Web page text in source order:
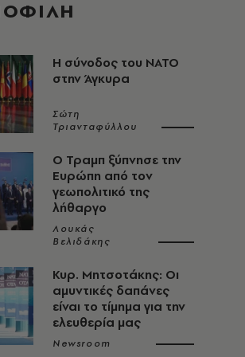
Η σύνοδος του ΝΑΤΟ
στην Άγκυρα
Σώτη
Τριανταφύλλου
Ο Τραμπ ξύπνησε την
Ευρώπη από τον
γεωπολιτικό της
λήθαργο
Λουκάς
Βελιδάκης
Κυρ. Μητσοτάκης: Οι
αμυντικές δαπάνες
είναι το τίμημα για την
ελευθερία μας
Newsroom